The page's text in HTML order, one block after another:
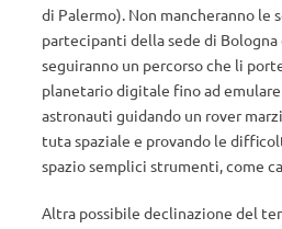
di Palermo). Non mancheranno le
partecipanti della sede di Bologna
seguiranno un percorso che li
planetario digitale fino ad
astronauti guidando un rover
tuta spaziale e provando le
spazio semplici strumenti, come
Altra possibile declinazione del